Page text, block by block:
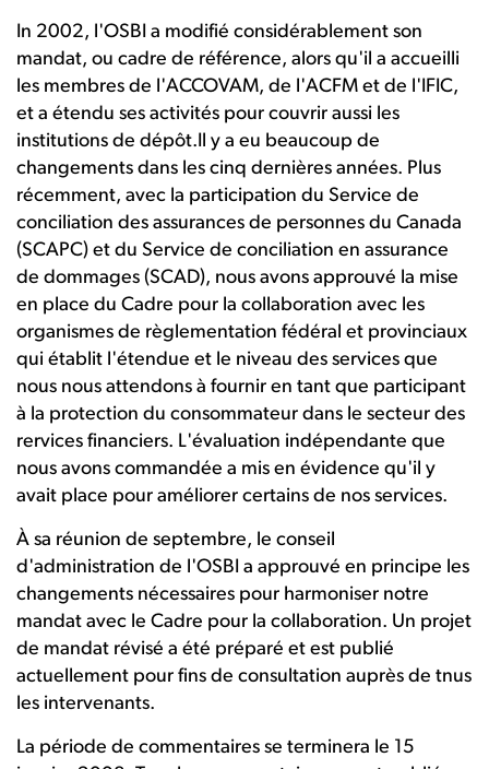
In 2002, l'OSBI a modifié considérablement son
mandat, ou cadre de référence, alors qu'il a accueilli
les membres de l'ACCOVAM, de l'ACFM et de l'IFIC,
et a étendu ses activités pour couvrir aussi les
institutions de dépôt.Il y a eu beaucoup de
changements dans les cinq dernières années. Plus
récemment, avec la participation du Service de
conciliation des assurances de personnes du Canada
(SCAPC) et du Service de conciliation en assurance
de dommages (SCAD), nous avons approuvé la mise
en place du Cadre pour la collaboration avec les
organismes de règlementation fédéral et provinciaux
qui établit l'étendue et le niveau des services que
nous nous attendons à fournir en tant que participant
à la protection du consommateur dans le secteur des
rervices financiers. L'évaluation indépendante que
nous avons commandée a mis en évidence qu'il y
avait place pour améliorer certains de nos services.
À sa réunion de septembre, le conseil
d'administration de l'OSBI a approuvé en principe les
changements nécessaires pour harmoniser notre
mandat avec le Cadre pour la collaboration. Un projet
de mandat révisé a été préparé et est publié
actuellement pour fins de consultation auprès de tnus
les intervenants.
La période de commentaires se terminera le 15